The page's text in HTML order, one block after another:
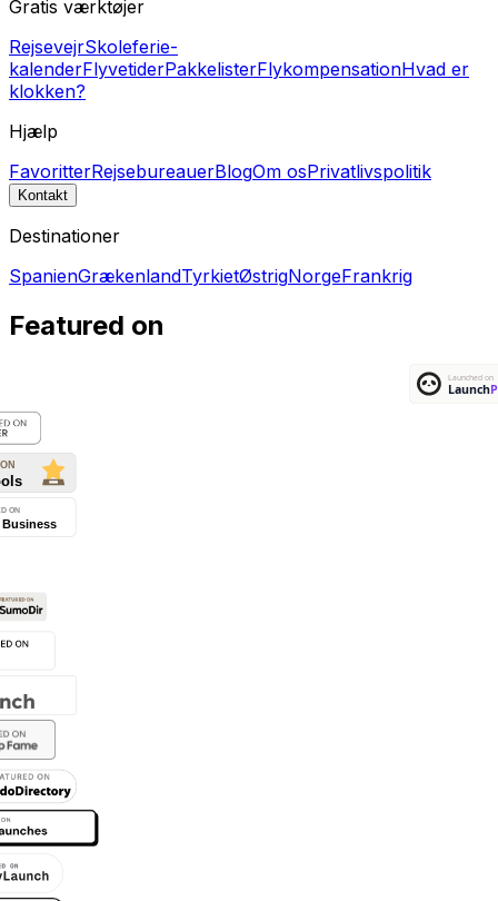
Gratis værktøjer
RejsevejrSkoleferie-
kalenderFlyvetiderPakkelisterFlykompensationHvad er
klokken?
Hjælp
FavoritterRejsebureauerBlogOm osPrivatlivspolitik
Kontakt
Destinationer
SpanienGrækenlandTyrkietØstrigNorgeFrankrig
Featured on